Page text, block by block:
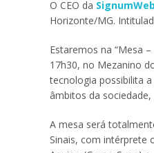
O CEO da SignumWeb
Horizonte/MG.
Estaremos na “Mesa
17h30, no Mezanino
tecnologia possibilita
âmbitos da
A mesa será
Sinais, com intérprete